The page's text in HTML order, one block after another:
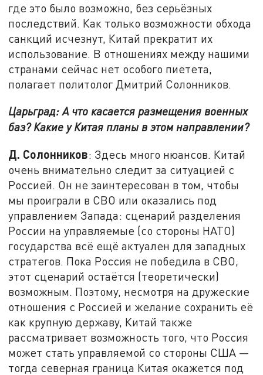
где это было возможно, без серьёзных
последствий. Как только возможности обхода
санкций исчезнут, Китай прекратит их
использование. В отношениях между нашими
странами сейчас нет особого пиетета,
полагает политолог Дмитрий Солонников.
Царьград: А что касается размещения военных
баз? Какие у Китая планы в этом направлении?
Д. Солонников: Здесь много нюансов. Китай
очень внимательно следит за ситуацией с
Россией. Он не заинтересован в том, чтобы
мы проиграли в СВО или оказались под
управлением Запада: сценарий разделения
России на управляемые (со стороны НАТО)
государства всё ещё актуален для западных
стратегов. Пока Россия не победила в СВО,
этот сценарий остаётся (теоретически)
возможным. Поэтому, несмотря на дружеские
отношения с Россией и желание сохранить её
как крупную державу, Китай также
рассматривает возможность того, что Россия
может стать управляемой со стороны США —
тогда северная граница Китая окажется под